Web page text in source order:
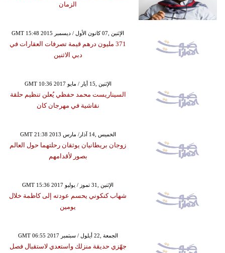
الزمان
GMT 15:48 2015 الإثنين ,07 كانون الأول / ديسمبر
371 مليون درهم قيمة تصرفات العقارات في
دبي الاثنين
GMT 10:36 2017 الإثنين ,15 أيار / مايو
السيناريست محمد حفظي يُعلن تنظيم حلقة
نقاشية في مهرجان كان
GMT 21:38 2013 الخميس ,14 آذار/ مارس
زوجان بريطانيان يوثقان رحلتهما حول العالم
بصور لأقدامهم
GMT 15:36 2017 الإثنين ,31 تموز / يوليو
شهاب كنكوني يحسم عودته إلى كاظمة خلال
يومين
GMT 06:55 2017 الجمعة ,22 أيلول / سبتمبر
جهّزي حديقة منزلك واستعدي لاستقبال فصل